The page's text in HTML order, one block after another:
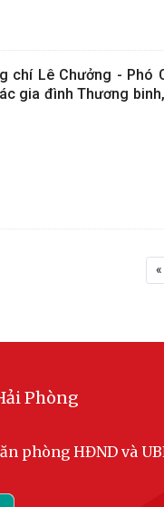
Lê Chưởng - Phó
gia đình Thương
«
Phòng
phòng HĐND và